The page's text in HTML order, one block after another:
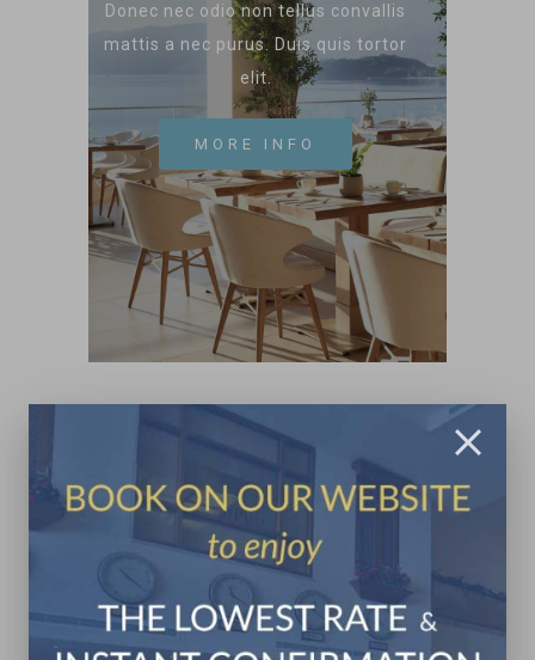
Donec nec odio non tellus convallis
mattis a nec purus. Duis quis tortor
elit.
MORE INFO
Basic Plan
$59.99